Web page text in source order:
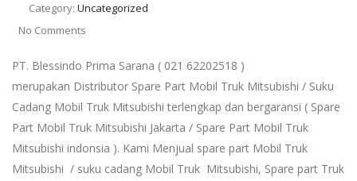
Category: Uncategorized
No Comments
PT. Blessindo Prima Sarana ( 021 62202518 )
merupakan Distributor Spare Part Mobil Truk Mitsubishi / Suku
Cadang Mobil Truk Mitsubishi terlengkap dan bergaransi ( Spare
Part Mobil Truk Mitsubishi Jakarta / Spare Part Mobil Truk
Mitsubishi indonsia ). Kami Menjual spare part Mobil Truk
Mitsubishi / suku cadang Mobil Truk Mitsubishi, Spare part Truk